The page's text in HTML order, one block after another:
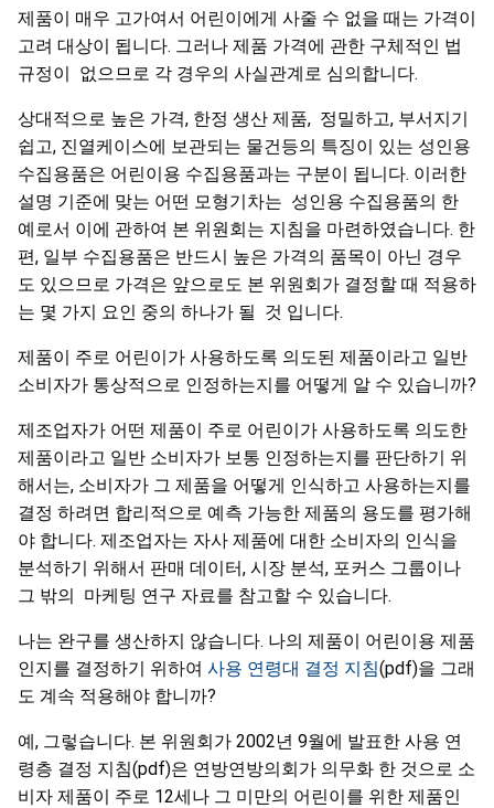
제품이 매우 고가여서 어린이에게 사줄 수 없을 때는 가격이
고려 대상이 됩니다. 그러나 제품 가격에 관한 구체적인 법
규정이 없으므로 각 경우의 사실관계로 심의합니다.
상대적으로 높은 가격, 한정 생산 제품, 정밀하고, 부서지기
쉽고, 진열케이스에 보관되는 물건등의 특징이 있는 성인용
수집용품은 어린이용 수집용품과는 구분이 됩니다. 이러한
설명 기준에 맞는 어떤 모형기차는 성인용 수집용품의 한
예로서 이에 관하여 본 위원회는 지침을 마련하였습니다. 한
편, 일부 수집용품은 반드시 높은 가격의 품목이 아닌 경우
도 있으므로 가격은 앞으로도 본 위원회가 결정할 때 적용하
는 몇 가지 요인 중의 하나가 될 것 입니다.
제품이 주로 어린이가 사용하도록 의도된 제품이라고 일반
소비자가 통상적으로 인정하는지를 어떻게 알 수 있습니까?
제조업자가 어떤 제품이 주로 어린이가 사용하도록 의도한
제품이라고 일반 소비자가 보통 인정하는지를 판단하기 위
해서는, 소비자가 그 제품을 어떻게 인식하고 사용하는지를
결정 하려면 합리적으로 예측 가능한 제품의 용도를 평가해
야 합니다. 제조업자는 자사 제품에 대한 소비자의 인식을
분석하기 위해서 판매 데이터, 시장 분석, 포커스 그룹이나
그 밖의 마케팅 연구 자료를 참고할 수 있습니다.
나는 완구를 생산하지 않습니다. 나의 제품이 어린이용 제품
인지를 결정하기 위하여 사용 연령대 결정 지침(pdf)을 그래
도 계속 적용해야 합니까?
예, 그렇습니다. 본 위원회가 2002년 9월에 발표한 사용 연
령층 결정 지침(pdf)은 연방연방의회가 의무화 한 것으로 소
비자 제품이 주로 12세나 그 미만의 어린이를 위한 제품인